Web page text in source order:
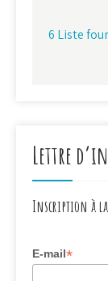
6 Liste
Lettre
Inscription à
E-mail*